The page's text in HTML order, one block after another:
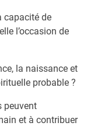
capacité de
l’occasion de
la naissance et
probable ?
peuvent
et à contribuer